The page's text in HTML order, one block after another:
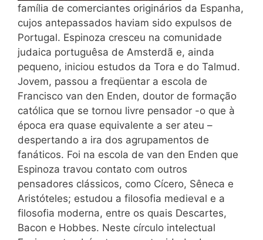
família de comerciantes originários da Espanha,
cujos antepassados haviam sido expulsos de
Portugal. Espinoza cresceu na comunidade
judaica portuguêsa de Amsterdã e, ainda
pequeno, iniciou estudos da Tora e do Talmud.
Jovem, passou a freqüentar a escola de
Francisco van den Enden, doutor de formação
católica que se tornou livre pensador -o que à
época era quase equivalente a ser ateu –
despertando a ira dos agrupamentos de
fanáticos. Foi na escola de van den Enden que
Espinoza travou contato com outros
pensadores clássicos, como Cícero, Sêneca e
Aristóteles; estudou a filosofia medieval e a
filosofia moderna, entre os quais Descartes,
Bacon e Hobbes. Neste círculo intelectual